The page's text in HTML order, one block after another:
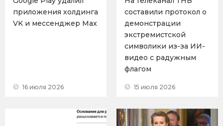
приложения холдинга
VK и мессенджер Max
16 июля 2026
составили протокол о
демонстрации
экстремистской
символики из-за ИИ-
видео с радужным
флагом
15 июля 2026